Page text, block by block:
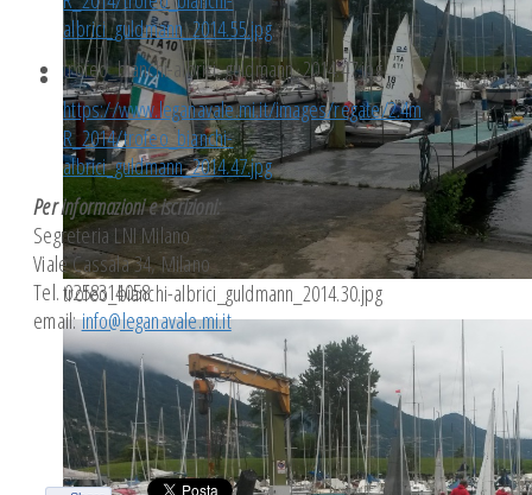
trofeo_bianchi-albrici_guldmann_2014.30.jpg
albrici_guldmann_2014.55.jpg
trofeo_bianchi-albrici_guldmann_2014.47.jpg
https://www.leganavale.mi.it/images/regate/2.4m
R_2014/trofeo_bianchi-
albrici_guldmann_2014.47.jpg
Per informazioni e iscrizioni:
Segreteria LNI Milano
Viale Cassala 34, Milano
Tel. 0258314058
email:info@leganavale.mi.it